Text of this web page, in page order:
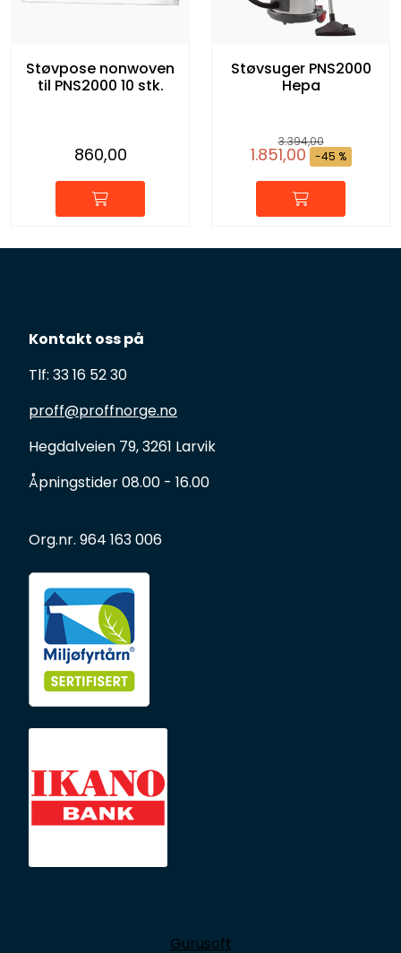
Støvpose nonwoven
til PNS2000 10 stk.
860,00
Støvsuger PNS2000
Hepa
3.394,00
1.851,00 -45 %
Kontakt oss på
Tlf: 33 16 52 30
proff@proffnorge.no
Hegdalveien 79, 3261 Larvik
Åpningstider 08.00 - 16.00
Org.nr. 964 163 006
Gurusoft